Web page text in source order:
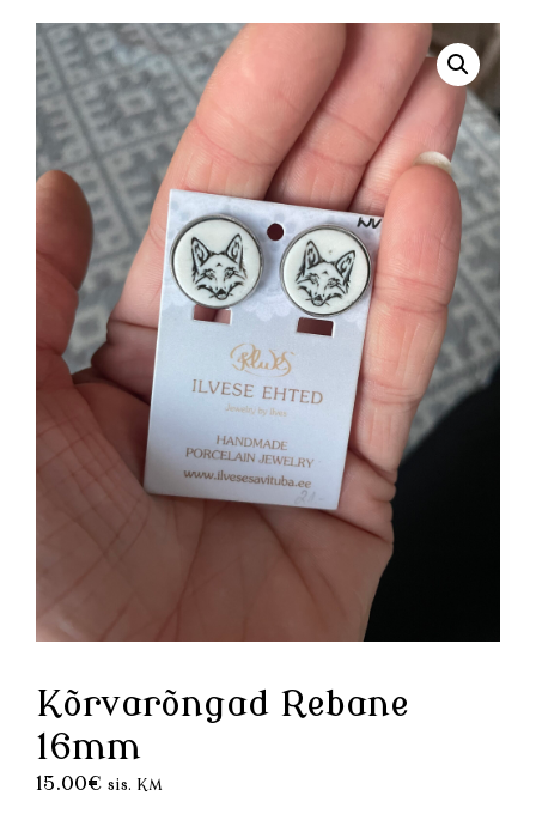
Kõrvarõngad Rebane
16mm
15.00€ sis. KM